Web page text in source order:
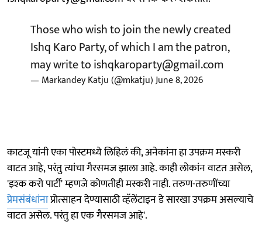
Those who wish to join the newly created
Ishq Karo Party, of which I am the patron,
may write to ishqkaroparty@gmail.com
— Markandey Katju (@mkatju)June 8, 2026
काटजू यांनी एका पोस्टमध्ये लिहिलं की, अनेकांना हा उपक्रम मस्करी
वाटत आहे, परंतु त्यांचा गैरसमज झाला आहे. काही लोकांन वाटत असेल,
'इश्क करो पार्टी' म्हणजे कोणतीही मस्करी नाही. तरुण-तरुणींच्या
प्रेमसंबंधांनाप्रोत्साहन देण्यासाठी व्हॅलेंटाइन डे सारखा उपक्रम असल्याचे
वाटत असेल. परंतु हा एक गैरसमज आहे'.